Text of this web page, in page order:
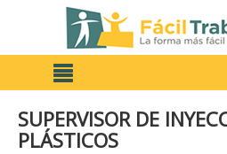
SUPERVISOR DE
PLÁSTICOS